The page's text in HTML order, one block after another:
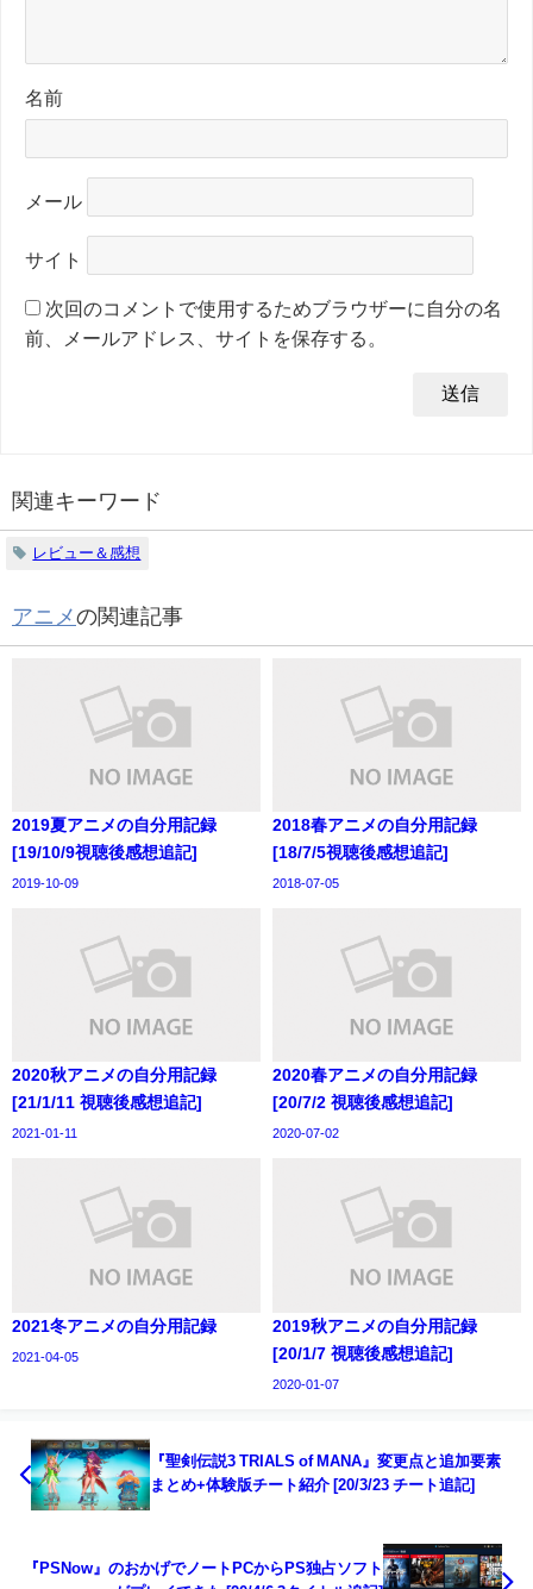
名前
メール
サイト
次回のコメントで使用するためブラウザーに自分の名
前、メールアドレス、サイトを保存する。
関連キーワード
レビュー＆感想
アニメの関連記事
2019夏アニメの自分用記録
[19/10/9視聴後感想追記]
2019-10-09
2018春アニメの自分用記録
[18/7/5視聴後感想追記]
2018-07-05
2020秋アニメの自分用記録
[21/1/11 視聴後感想追記]
2021-01-11
2020春アニメの自分用記録
[20/7/2 視聴後感想追記]
2020-07-02
2021冬アニメの自分用記録
2021-04-05
2019秋アニメの自分用記録
[20/1/7 視聴後感想追記]
2020-01-07
『聖剣伝説3 TRIALS of MANA』変更点と追加要素
まとめ+体験版チート紹介 [20/3/23 チート追記]
『PSNow』のおかげでノートPCからPS独占ソフト